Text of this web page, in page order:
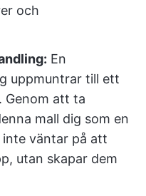
och
En
uppmuntrar till ett
Genom att ta
mall dig som en
väntar på att
utan skapar dem